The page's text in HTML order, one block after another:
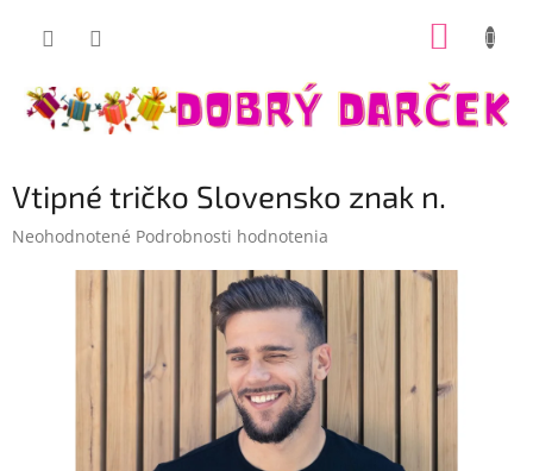
Vtipné tričko Slovensko znak n.
Priemerné
hviezdičiek.
Neohodnotené Podrobnosti hodnotenia
Dobrý darček